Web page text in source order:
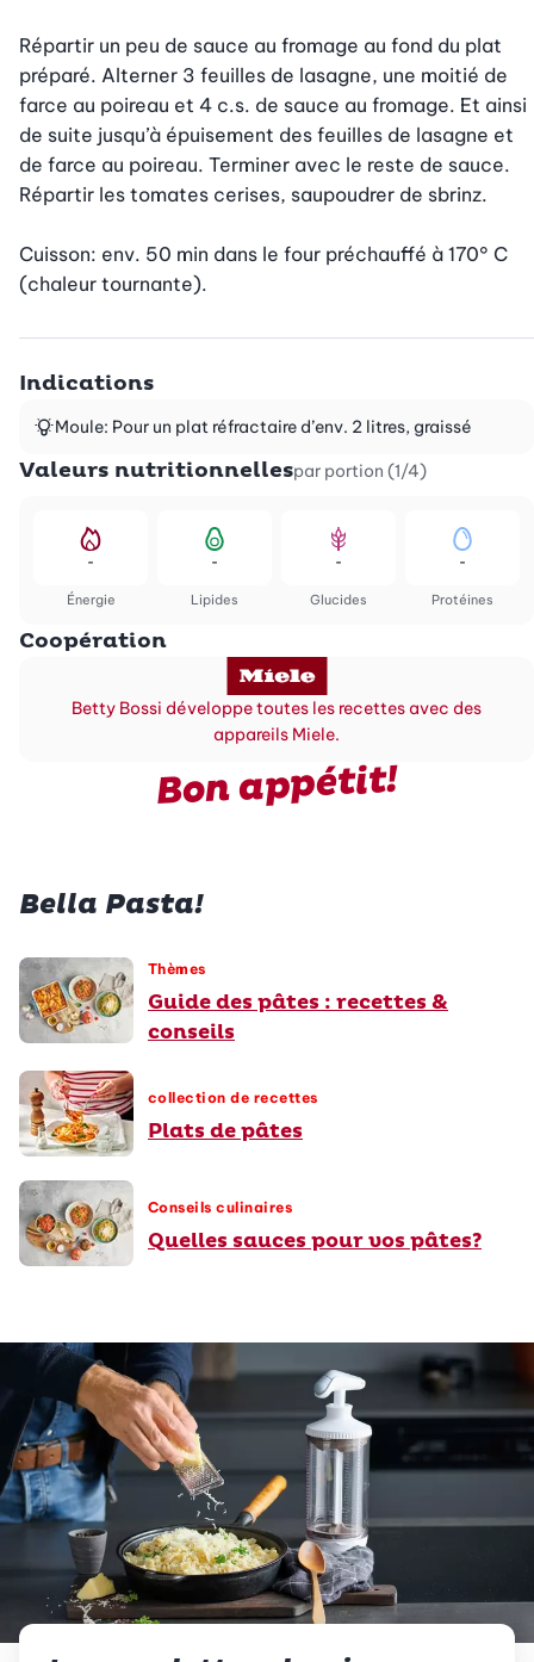
Répartir un peu de sauce au fromage au fond du plat
préparé. Alterner 3 feuilles de lasagne, une moitié de
farce au poireau et 4 c.s. de sauce au fromage. Et ainsi
de suite jusqu’à épuisement des feuilles de lasagne et
de farce au poireau. Terminer avec le reste de sauce.
Répartir les tomates cerises, saupoudrer de sbrinz.
Cuisson: env. 50 min dans le four préchauffé à 170° C
(chaleur tournante).
Indications
Moule: Pour un plat réfractaire d’env. 2 litres, graissé
Valeurs nutritionnellespar portion (1/4)
Énergie
-
Lipides
-
Glucides
-
Protéines
-
Coopération
Betty Bossi développe toutes les recettes avec des
appareils Miele.
Bon appétit!
Bella Pasta!
Thèmes
Guide des pâtes : recettes &
conseils
collection de recettes
Plats de pâtes
Conseils culinaires
Quelles sauces pour vos pâtes?